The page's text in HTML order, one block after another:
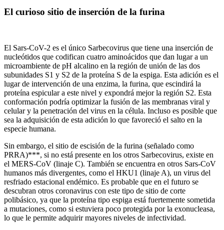
El curioso sitio de inserción de la furina
El Sars-CoV-2 es el único Sarbecovirus que tiene una inserción de
nucleótidos que codifican cuatro aminoácidos que dan lugar a un
microambiente de pH alcalino en la región de unión de las dos
subunidades S1 y S2 de la proteína S de la espiga. Esta adición es el
lugar de intervención de una enzima, la furina, que escindirá la
proteína espicular a este nivel y expondrá mejor la región S2. Esta
conformación podría optimizar la fusión de las membranas viral y
celular y la penetración del virus en la célula. Incluso es posible que
sea la adquisición de esta adición lo que favoreció el salto en la
especie humana.
Sin embargo, el sitio de escisión de la furina (señalado como
PRRA)***, si no está presente en los otros Sarbecovirus, existe en
el MERS-CoV (linaje C). También se encuentra en otros Sars-CoV
humanos más divergentes, como el HKU1 (linaje A), un virus del
resfriado estacional endémico. Es probable que en el futuro se
descubran otros coronavirus con este tipo de sitio de corte
polibásico, ya que la proteína tipo espiga está fuertemente sometida
a mutaciones, como si estuviera poco protegida por la exonucleasa,
lo que le permite adquirir mayores niveles de infectividad.